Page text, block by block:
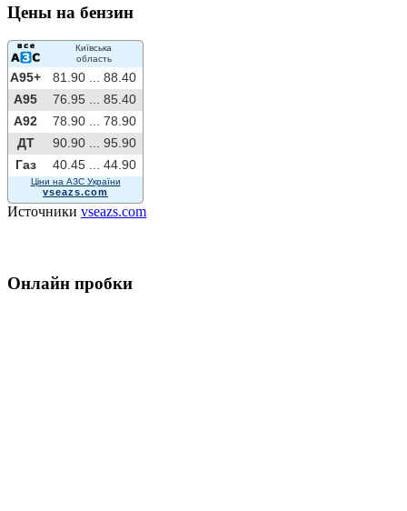
Цены на бензин
Київська
область
A95+ 81.90 ...
88.40
A95
76.95 ...
85.40
A92
78.90 ...
78.90
ДТ
90.90 ...
95.90
Газ
40.45 ... 44.90
Ціни на АЗС України
vseazs.com
Источники vseazs.com
Онлайн пробки